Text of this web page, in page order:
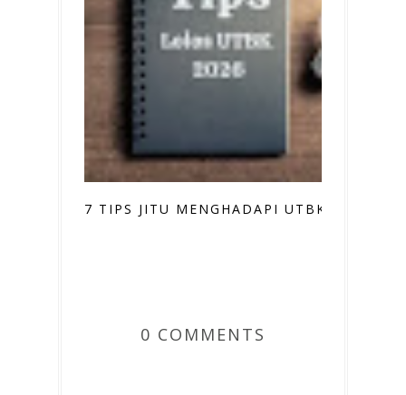
7 TIPS JITU MENGHADAPI UTBK 2026
0 COMMENTS